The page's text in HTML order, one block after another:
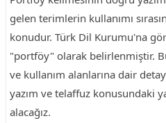
gelen terimlerin kullanımı
konudur. Türk Dil Kurumu'na
"portföy" olarak belirlenmiştir.
ve kullanım alanlarına dair
yazım ve telaffuz konusundaki
alacağız.